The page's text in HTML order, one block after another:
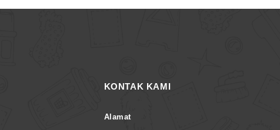
KONTAK KAMI
Alamat